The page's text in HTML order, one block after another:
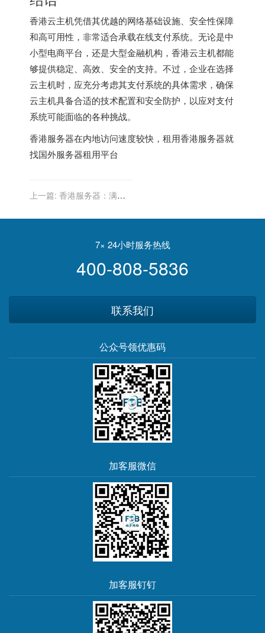
香港云主机凭借其优越的网络基础设施、安全性保障
和高可用性，非常适合承载在线支付系统。无论是中
小型电商平台，还是大型金融机构，香港云主机都能
够提供稳定、高效、安全的支持。不过，企业在选择
云主机时，应充分考虑其支付系统的具体需求，确保
云主机具备合适的技术配置和安全防护，以应对支付
系统可能面临的各种挑战。
香港服务器在内地访问速度较快，租用香港服务器就
找国外服务器租用平台
上一篇: 香港服务器：满足
7× 24小时服务热线
400-808-5836
联系我们
公众号领优惠码
加客服微信
加客服钉钉